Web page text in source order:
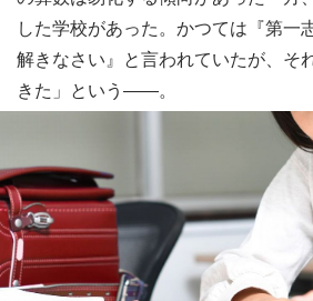
した学校があった。かつては『第一
解きなさい』と言われていたが、そ
きた」という――。